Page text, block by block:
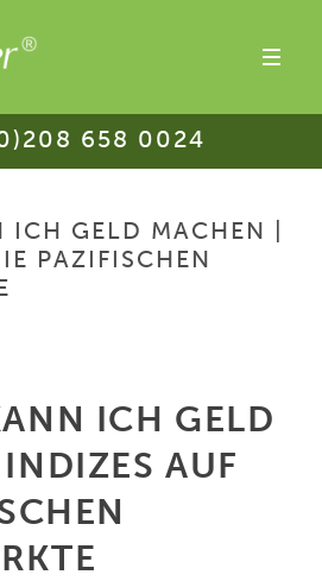
658 0024
GELD MACHEN |
PAZIFISCHEN
ICH GELD
AUF